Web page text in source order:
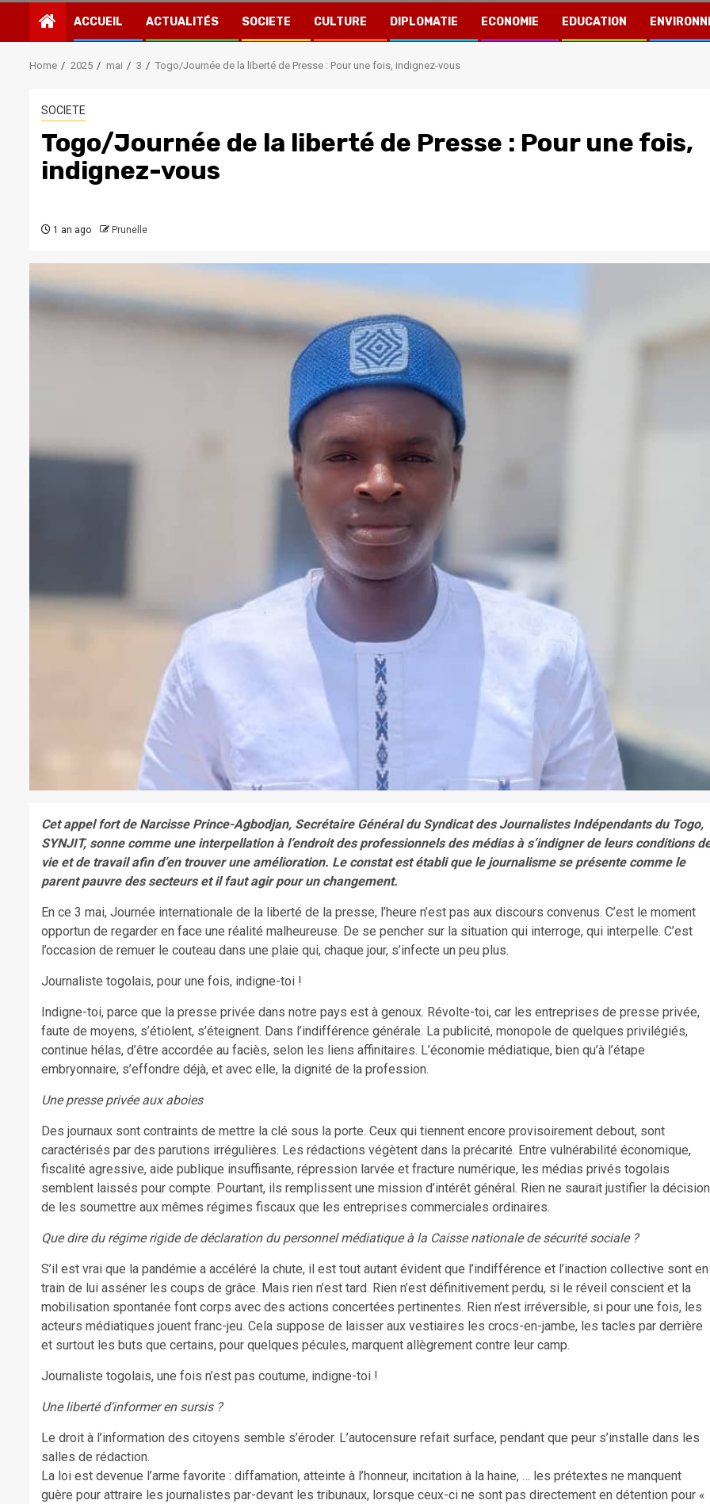
ACCUEIL ACTUALITÉS SOCIETE CULTURE DIPLOMATIE ECONOMIE EDUCATION
Home 2025 mai 3 Togo/Journée de la liberté de Presse : Pour une fois, indignez-vous
SOCIETE
Togo/Journée de la liberté de Presse : Pour une fois,
indignez-vous
1 an ago Prunelle
Cetappel fort de Narcisse Prince-Agbodjan, Secrétaire Général du Syndicat des Journalistes Indépendants du Togo,
SYNJIT, sonne comme une interpellation à l’endroit des professionnels des médias à s’indigner de leurs conditions
vie et de travail afin d’en trouver une amélioration. Le constat est établi que le journalisme se présente comme le
parent pauvre des secteurs et il faut agir pour un changement.
En ce 3 mai, Journée internationale de la liberté de la presse, l’heure n’est pas aux discours convenus. C’est le moment
opportun de regarder en face une réalité malheureuse. De se pencher sur la situation qui interroge, qui interpelle. C’est
l’occasion de remuer le couteau dans une plaie qui, chaque jour, s’infecte un peu plus.
Journaliste togolais, pour une fois, indigne-toi !
Indigne-toi, parce que la presse privée dans notre pays est à genoux. Révolte-toi, car les entreprises de presse privée,
faute de moyens, s’étiolent, s’éteignent. Dans l’indifférence générale. La publicité, monopole de quelques privilégiés,
continue hélas, d’être accordée au faciès, selon les liens affinitaires. L’économie médiatique, bien qu’à l’étape
embryonnaire, s’effondre déjà, et avec elle, la dignité de la profession.
Une presse privée aux aboies
Des journaux sont contraints de mettre la clé sous la porte. Ceux qui tiennent encore provisoirement debout, sont
caractérisés par des parutions irrégulières. Les rédactions végètent dans la précarité. Entre vulnérabilité économique,
fiscalité agressive, aide publique insuffisante, répression larvée et fracture numérique, les médias privés togolais
semblent laissés pour compte. Pourtant, ils remplissent une mission d’intérêt général. Rien ne saurait justifier la décision
de les soumettre aux mêmes régimes fiscaux que les entreprises commerciales ordinaires.
Que dire du régime rigide de déclaration du personnel médiatique à la Caisse nationale de sécurité sociale ?
S’il est vrai que la pandémie a accéléré la chute, il est tout autant évident que l’indifférence et l’inaction collective sont en
train de lui asséner les coups de grâce. Mais rien n’est tard. Rien n’est définitivement perdu, si le réveil conscient et la
mobilisation spontanée font corps avec des actions concertées pertinentes. Rien n’est irréversible, si pour une fois, les
acteurs médiatiques jouent franc-jeu. Cela suppose de laisser aux vestiaires les crocs-en-jambe, les tacles par derrière
et surtout les buts que certains, pour quelques pécules, marquent allègrement contre leur camp.
Journaliste togolais, une fois n’est pas coutume, indigne-toi !
Une liberté d’informer en sursis ?
Le droit à l’information des citoyens semble s’éroder. L’autocensure refait surface, pendant que peur s’installe dans les
salles de rédaction.
La loi est devenue l’arme favorite : diffamation, atteinte à l’honneur, incitation à la haine, … les prétextes ne manquent
guère pour attraire les journalistes par-devant les tribunaux, lorsque ceux-ci ne sont pas directement en détention pour «